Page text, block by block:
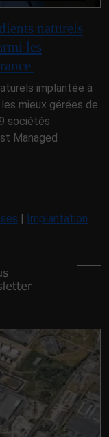
naturels
les
implantée à
mieux gérées de
sociétés
Managed
| Implantation